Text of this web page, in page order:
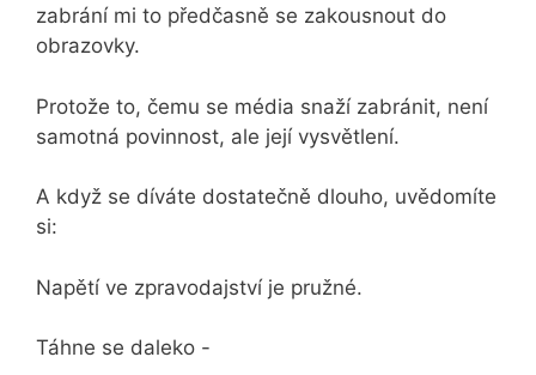
zabrání mi to předčasně se zakousnout do
obrazovky.
Protože to, čemu se média snaží zabránit, není
samotná povinnost, ale její vysvětlení.
A když se díváte dostatečně dlouho, uvědomíte
si:
Napětí ve zpravodajství je pružné.
Táhne se daleko -